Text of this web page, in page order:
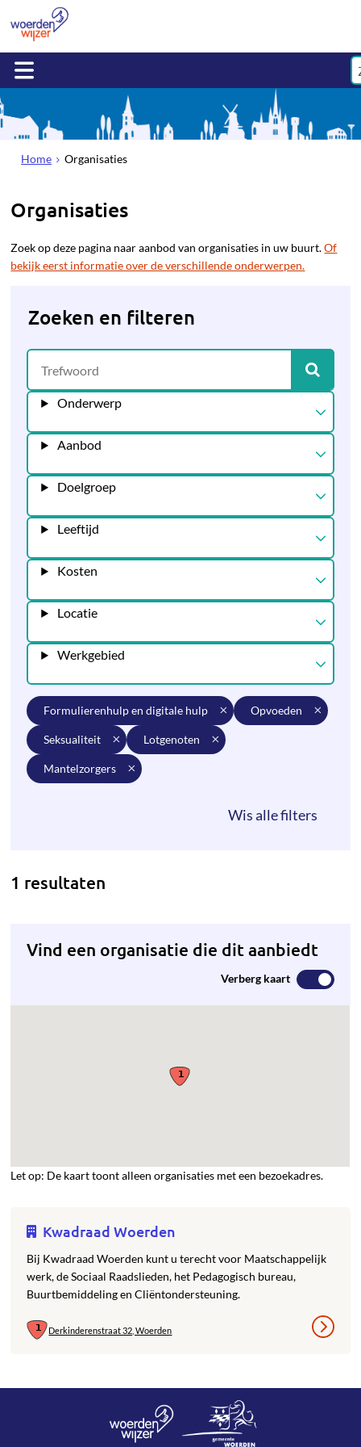
Home Organisaties
Organisaties
Zoek op deze pagina naar aanbod van organisaties in uw buurt.Of
bekijk eerst informatie over de verschillende onderwerpen.
Zoeken en filteren
Onderwerp
Aanbod
Doelgroep
Leeftijd
Kosten
Locatie
Werkgebied
formulierenhulp en digitale hulp opvoeden
seksualiteit lotgenoten
mantelzorgers
1 resultaten
Vind een organisatie die dit aanbiedt
Verberg kaart
Let op: De kaart toont alleen organisaties met een bezoekadres.
Kwadraad Woerden
Bij Kwadraad Woerden kunt u terecht voor Maatschappelijk
werk, de Sociaal Raadslieden, het Pedagogisch bureau,
Buurtbemiddeling en Cliëntondersteuning.
Derkinderenstraat 32, Woerden